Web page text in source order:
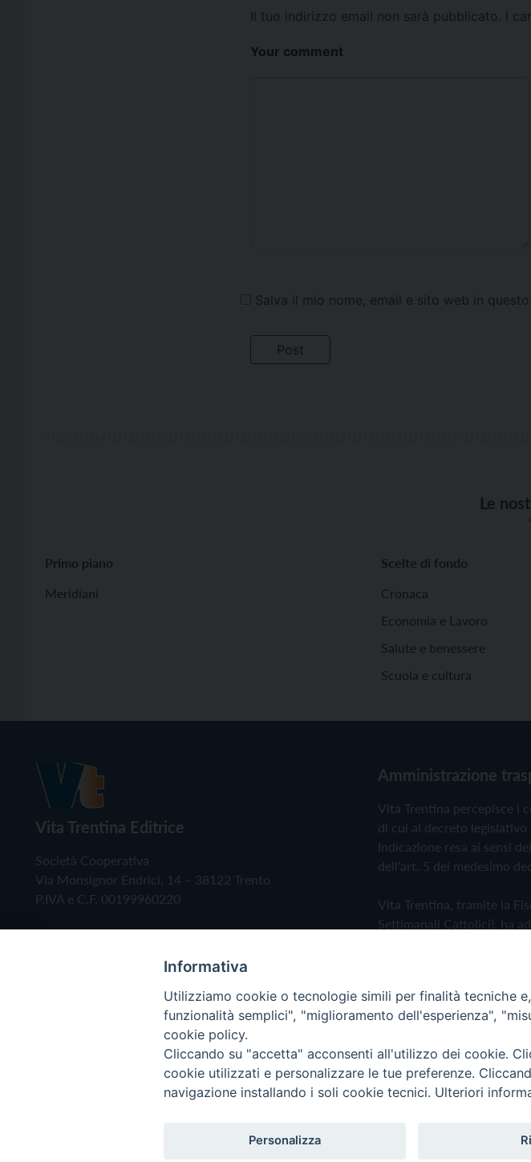
Il tuo indirizzo email non sarà pubblicato. I
Your comment
Salva il mio nome, email e sito web in
Le
Primo piano
Meridiani
Scelte di fondo
Cronaca
Economia e Lavoro
Salute e benessere
Scuola e cultura
Vita Trentina Editrice
Società Cooperativa
Via Monsignor Endrici, 14 – 38122 Trento
P.IVA e C.F. 00199960220
Amministrazione
Vita Trentina percepisce i
di cui al decreto legislativo
Indicazione resa ai sensi
dell'art. 5 del medesimo
Vita Trentina, tramite la
Settimanali Cattolici), ha
Privacy Policy Cookie
Copyright © 2019 - Tutti i diritti riservati - Vita Trentina Editrice
Informativa
Utilizziamo cookie o tecnologie simili per finalità tecniche
funzionalità semplici", "miglioramento dell'esperienza",
cookie policy.
Cliccando su "accetta" acconsenti all'utilizzo dei cookie.
cookie utilizzati e personalizzare le tue preferenze.
navigazione installando i soli cookie tecnici. Ulteriori
Personalizza